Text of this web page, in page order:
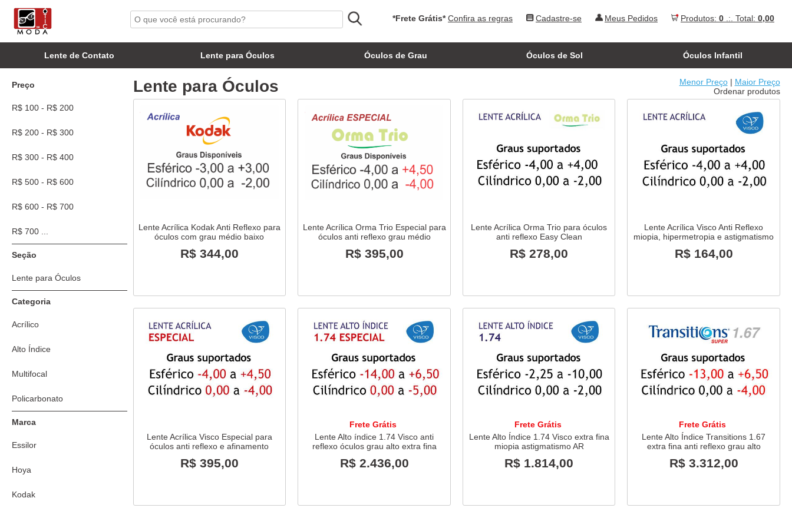
Produtos: 0 .:. Total: 0,00
Meus Pedidos
Cadastre-se
*Frete Grátis* Confira as regras
Lente de Contato Lente para Óculos Óculos de Grau Óculos de Sol Óculos Infantil
Preço
R$ 100 - R$ 200
R$ 200 - R$ 300
R$ 300 - R$ 400
R$ 500 - R$ 600
R$ 600 - R$ 700
R$ 700 ...
Seção
Lente para Óculos
Categoria
Acrílico
Alto Índice
Multifocal
Policarbonato
Marca
Essilor
Hoya
Kodak
Lente para Óculos Menor Preço| Maior Preço
Ordenar produtos
Lente Acrílica Kodak Anti Reflexo para
óculos com grau médio baixo
R$ 344,00
Lente Acrílica Orma Trio Especial para
óculos anti reflexo grau médio
R$ 395,00
Lente Acrílica Orma Trio para óculos
anti reflexo Easy Clean
R$ 278,00
Lente Acrílica Visco Anti Reflexo
miopia, hipermetropia e astigmatismo
R$ 164,00
Lente Acrílica Visco Especial para
óculos anti reflexo e afinamento
R$ 395,00
Frete Grátis
Lente Alto índice 1.74 Visco anti
reflexo óculos grau alto extra fina
R$ 2.436,00
Frete Grátis
Lente Alto Índice 1.74 Visco extra fina
miopia astigmatismo AR
R$ 1.814,00
Frete Grátis
Lente Alto Índice Transitions 1.67
extra fina anti reflexo grau alto
R$ 3.312,00